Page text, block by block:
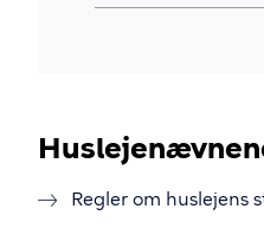
Regler om huslejens